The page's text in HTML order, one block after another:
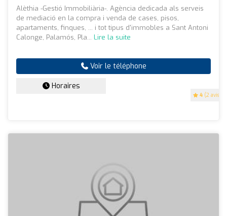
4 (2 avis)
Alèthia -Gestió Immobiliària-. Agència dedicada als serveis
de mediació en la compra i venda de cases, pisos,
apartaments, finques, ... i tot tipus d'immobles a Sant Antoni
Calonge, Palamós, Pla... Lire la suite
Voir le téléphone
Horaires